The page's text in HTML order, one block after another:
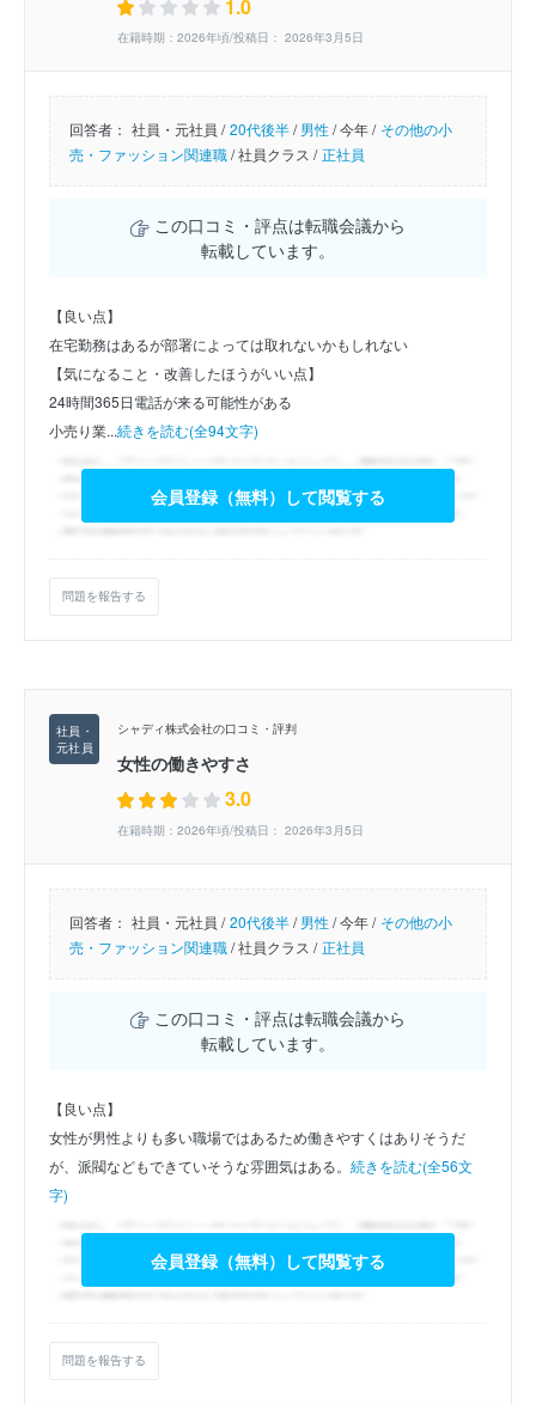
1.0
在籍時期：2026年頃/投稿日： 2026年3月5日
回答者： 社員・元社員 / 20代後半/男性/今年 / その他の小
売・ファッション関連職/社員クラス / 正社員
この口コミ・評点は転職会議から
転載しています。
【良い点】
在宅勤務はあるが部署によっては取れないかもしれない
【気になること・改善したほうがいい点】
24時間365日電話が来る可能性がある
小売り業...続きを読む(全94文字)
会員登録（無料）して閲覧する
問題を報告する
シャディ株式会社の口コミ・評判
女性の働きやすさ
3.0
在籍時期：2026年頃/投稿日： 2026年3月5日
回答者： 社員・元社員 / 20代後半/男性/今年 / その他の小
売・ファッション関連職/社員クラス / 正社員
この口コミ・評点は転職会議から
転載しています。
【良い点】
女性が男性よりも多い職場ではあるため働きやすくはありそうだ
が、派閥などもできていそうな雰囲気はある。 続きを読む(全56文
字)
会員登録（無料）して閲覧する
問題を報告する